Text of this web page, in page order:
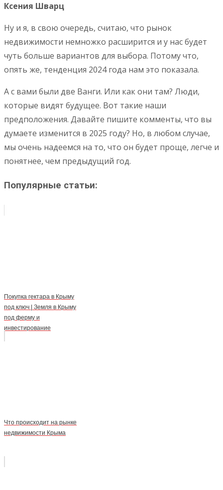
Ксения Шварц
Ну и я, в свою очередь, считаю, что рынок
недвижимости немножко расширится и у нас будет
чуть больше вариантов для выбора. Потому что,
опять же, тенденция 2024 года нам это показала.
А с вами были две Ванги. Или как они там? Люди,
которые видят будущее. Вот такие наши
предположения. Давайте пишите комменты, что вы
думаете изменится в 2025 году? Но, в любом случае,
мы очень надеемся на то, что он будет проще, легче и
понятнее, чем предыдущий год.
Популярные статьи:
Покупка гектара в Крыму
под ключ | Земля в Крыму
под ферму и
инвестирование
Что происходит на рынке
недвижимости Крыма